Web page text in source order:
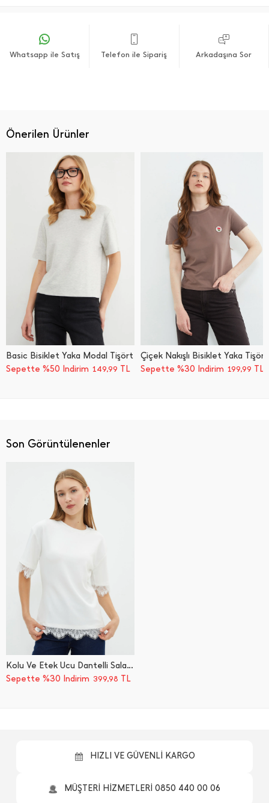
Whatsapp ile Satış Telefon ile Sipariş Arkadaşına Sor
Önerilen Ürünler
Basic Bisiklet Yaka Modal Tişört
Sepette %50 İndirim 149,99 TL
Çiçek Nakışlı Bisiklet Yaka Tişört
Sepette %30 İndirim 199,99 TL
Son Görüntülenenler
Kolu Ve Etek Ucu Dantelli Salaş Tişört
Sepette %30 İndirim 399,98 TL
HIZLI VE GÜVENLİ KARGO
MÜŞTERİ HİZMETLERİ 0850 440 00 06